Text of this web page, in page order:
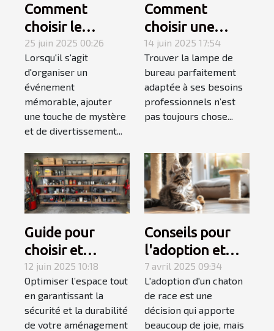
Comment
choisir le
meilleur
magicien
mentaliste pour
votre
événement
25 juin 2025 00:26
Lorsqu'il s'agit
d'organiser un
événement
mémorable, ajouter
une touche de mystère
et de divertissement...
Comment
choisir une
lampe de
bureau adaptée
à votre style de
travail
14 juin 2025 17:54
Trouver la lampe de
bureau parfaitement
adaptée à ses besoins
professionnels n’est
pas toujours chose...
Guide pour
choisir et
installer des
étagères
murales
robustes
12 juin 2025 10:18
Optimiser l’espace tout
en garantissant la
sécurité et la durabilité
de votre aménagement
Conseils pour
l'adoption et
l'accueil d'un
chaton de race
7 avril 2025 09:34
L'adoption d'un chaton
de race est une
décision qui apporte
beaucoup de joie, mais